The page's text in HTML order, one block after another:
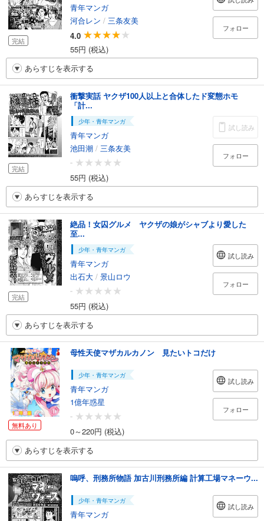
完結
青年マンガ
河合レン / 三条友美
4.0
55円 (税込)
フォロー
あらすじを表示する
完結
衝撃実話 ヤクザ100人以上と合体したド変態ホモ
「計...
少年・青年マンガ
青年マンガ
池田潮 / 三条友美
-
55円 (税込)
試し読み
フォロー
あらすじを表示する
完結
絶品！女囚グルメ ヤクザの娘がシャブより愛した
至...
少年・青年マンガ
青年マンガ
出石大 / 景山ロウ
-
55円 (税込)
試し読み
フォロー
あらすじを表示する
無料あり
母性天使マザカルカノン 見たいトコだけ
少年・青年マンガ
青年マンガ
1億年惑星
-
0～220円 (税込)
試し読み
フォロー
あらすじを表示する
嗚呼、刑務所物語 加古川刑務所編 計算工場マネーウ...
少年・青年マンガ
青年マンガ
試し読み